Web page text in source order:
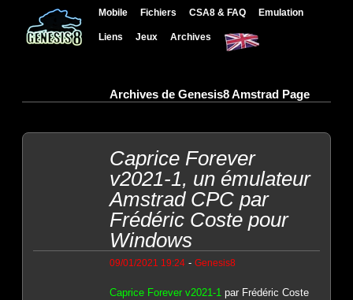
Mobile Fichiers CSA8 & FAQ Emulation
Liens Jeux Archives
Archives de Genesis8 Amstrad Page
Caprice Forever
v2021-1, un émulateur
Amstrad CPC par
Frédéric Coste pour
Windows
09/01/2021 19:24- Genesis8
Caprice Forever v2021-1 par Frédéric Coste